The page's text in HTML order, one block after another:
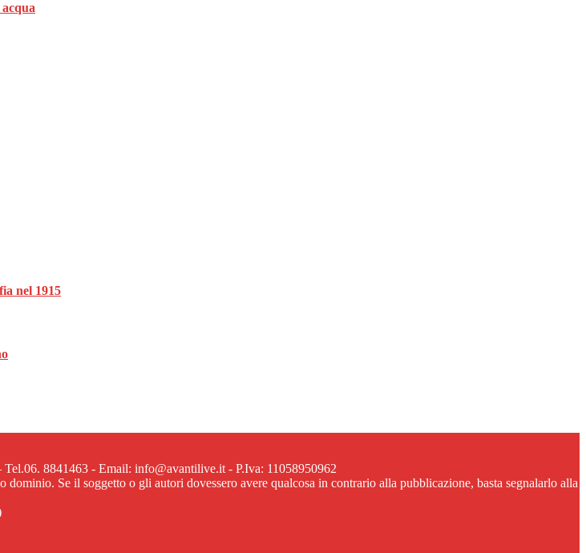
nel 1915
8841463 - Email: info@avantilive.it - P.Iva: 11058950962
Se il soggetto o gli autori dovessero avere qualcosa in contrario alla pubblicazione, basta segnalarlo alla